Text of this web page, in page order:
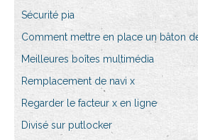
Sécurité pia
Comment mettre en place un bâton
Meilleures boîtes multimédia
Remplacement de navi x
Regarder le facteur x en ligne
Divisé sur putlocker